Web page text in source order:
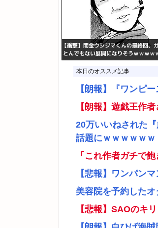
本日のオススメ記事
【朗報】『ワンピ
【朗報】遊戯王作
20万いいねされた
話題にｗｗｗｗｗｗ
「これ作者ガチで
【悲報】ワンパン
美容院を予約した
【悲報】SAOのキ